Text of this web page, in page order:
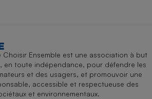
Choisir Ensemble est une association à but
en toute indépendance, pour défendre les
et des usagers, et promouvoir une
accessible et respectueuse des
et environnementaux.